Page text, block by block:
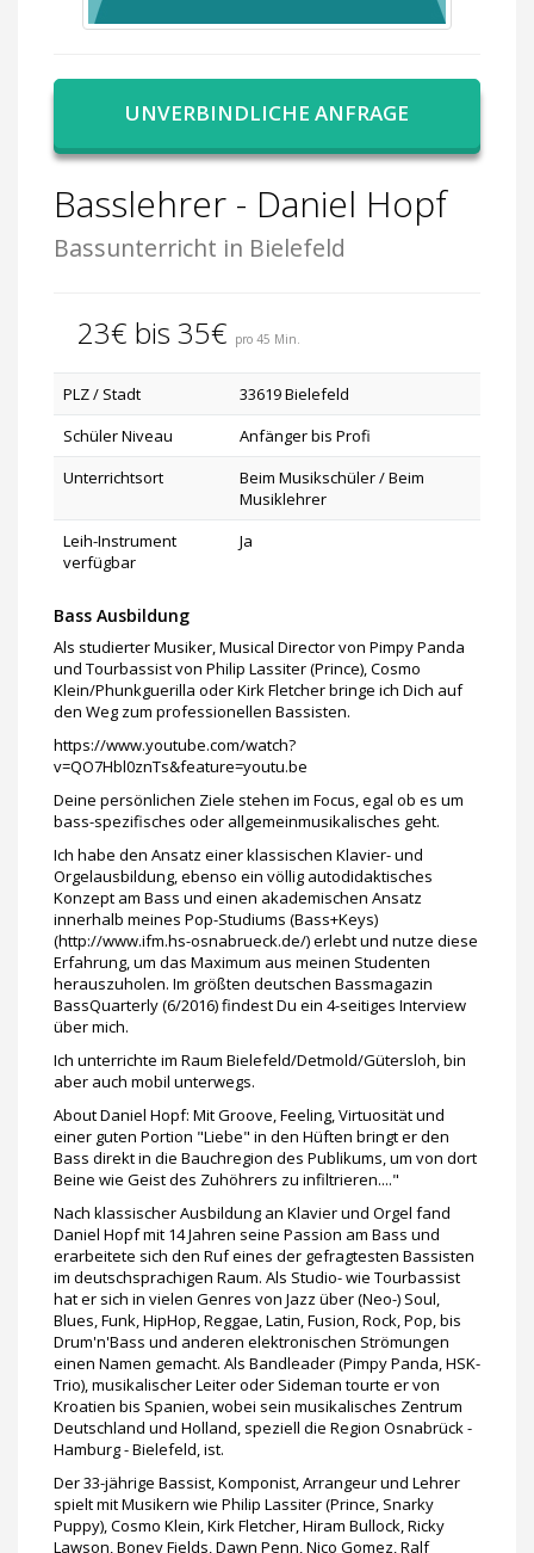
UNVERBINDLICHE ANFRAGE
Basslehrer - Daniel Hopf
Bassunterricht in Bielefeld
23€ bis 35€ pro 45 Min.
PLZ / Stadt
33619 Bielefeld
Schüler Niveau
Anfänger bis Profi
Unterrichtsort
Beim Musikschüler / Beim
Musiklehrer
Leih-Instrument
verfügbar
Ja
Bass Ausbildung
Als studierter Musiker, Musical Director von Pimpy Panda
und Tourbassist von Philip Lassiter (Prince), Cosmo
Klein/Phunkguerilla oder Kirk Fletcher bringe ich Dich auf
den Weg zum professionellen Bassisten.
https://www.youtube.com/watch?
v=QO7Hbl0znTs&feature=youtu.be
Deine persönlichen Ziele stehen im Focus, egal ob es um
bass-spezifisches oder allgemeinmusikalisches geht.
Ich habe den Ansatz einer klassischen Klavier- und
Orgelausbildung, ebenso ein völlig autodidaktisches
Konzept am Bass und einen akademischen Ansatz
innerhalb meines Pop-Studiums (Bass+Keys)
(http://www.ifm.hs-osnabrueck.de/) erlebt und nutze diese
Erfahrung, um das Maximum aus meinen Studenten
herauszuholen. Im größten deutschen Bassmagazin
BassQuarterly (6/2016) findest Du ein 4-seitiges Interview
über mich.
Ich unterrichte im Raum Bielefeld/Detmold/Gütersloh, bin
aber auch mobil unterwegs.
About Daniel Hopf: Mit Groove, Feeling, Virtuosität und
einer guten Portion "Liebe" in den Hüften bringt er den
Bass direkt in die Bauchregion des Publikums, um von dort
Beine wie Geist des Zuhöhrers zu infiltrieren...."
Nach klassischer Ausbildung an Klavier und Orgel fand
Daniel Hopf mit 14 Jahren seine Passion am Bass und
erarbeitete sich den Ruf eines der gefragtesten Bassisten
im deutschsprachigen Raum. Als Studio- wie Tourbassist
hat er sich in vielen Genres von Jazz über (Neo-) Soul,
Blues, Funk, HipHop, Reggae, Latin, Fusion, Rock, Pop, bis
Drum'n'Bass und anderen elektronischen Strömungen
einen Namen gemacht. Als Bandleader (Pimpy Panda, HSK-
Trio), musikalischer Leiter oder Sideman tourte er von
Kroatien bis Spanien, wobei sein musikalisches Zentrum
Deutschland und Holland, speziell die Region Osnabrück -
Hamburg - Bielefeld, ist.
Der 33-jährige Bassist, Komponist, Arrangeur und Lehrer
spielt mit Musikern wie Philip Lassiter (Prince, Snarky
Puppy), Cosmo Klein, Kirk Fletcher, Hiram Bullock, Ricky
Lawson, Boney Fields, Dawn Penn, Nico Gomez, Ralf